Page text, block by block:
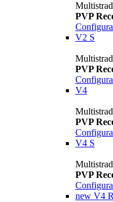
PVP
V2 S
PVP
V4
PVP
V4 S
PVP
new V4